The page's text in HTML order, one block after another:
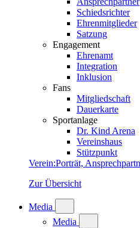
Schiedsrichter
Ehrenmitglieder
Satzung
Engagement
Ehrenamt
Integration
Inklusion
Fans
Mitgliedschaft
Dauerkarte
Sportanlage
Dr. Kind Arena
Vereinshaus
Stützpunkt
Verein:Porträt,
Zur Übersicht
Media
Media